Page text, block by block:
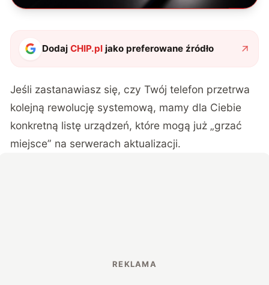
DodajCHIP.pl jako preferowane źródło
Jeśli zastanawiasz się, czy Twój telefon przetrwa
kolejną rewolucję systemową, mamy dla Ciebie
konkretną listę urządzeń, które mogą już „grzać
miejsce” na serwerach aktualizacji.